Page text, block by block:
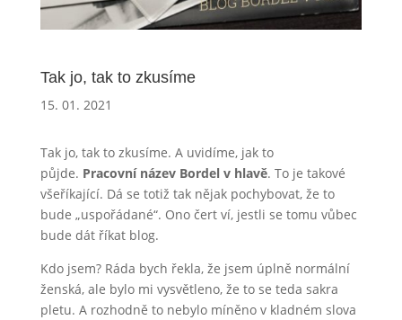
Tak jo, tak to zkusíme
15. 01. 2021
Tak jo, tak to zkusíme. A uvidíme, jak to
půjde. Pracovní název Bordel v hlavě. To je takové
všeříkající. Dá se totiž tak nějak pochybovat, že to
bude „uspořádané“. Ono čert ví, jestli se tomu vůbec
bude dát říkat blog.
Kdo jsem? Ráda bych řekla, že jsem úplně normální
ženská, ale bylo mi vysvětleno, že to se teda sakra
pletu. A rozhodně to nebylo míněno v kladném slova